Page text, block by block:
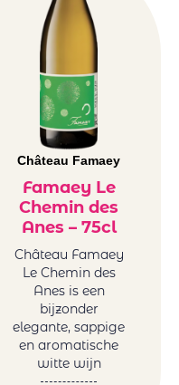
Château Famaey
Famaey Le
Chemin des
Anes – 75cl
Château Famaey
Le Chemin des
Anes is een
bijzonder
elegante, sappige
en aromatische
witte wijn